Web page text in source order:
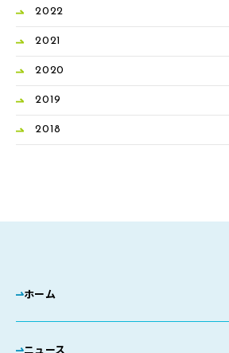
2022
2021
2020
2019
2018
ホーム
ニュース